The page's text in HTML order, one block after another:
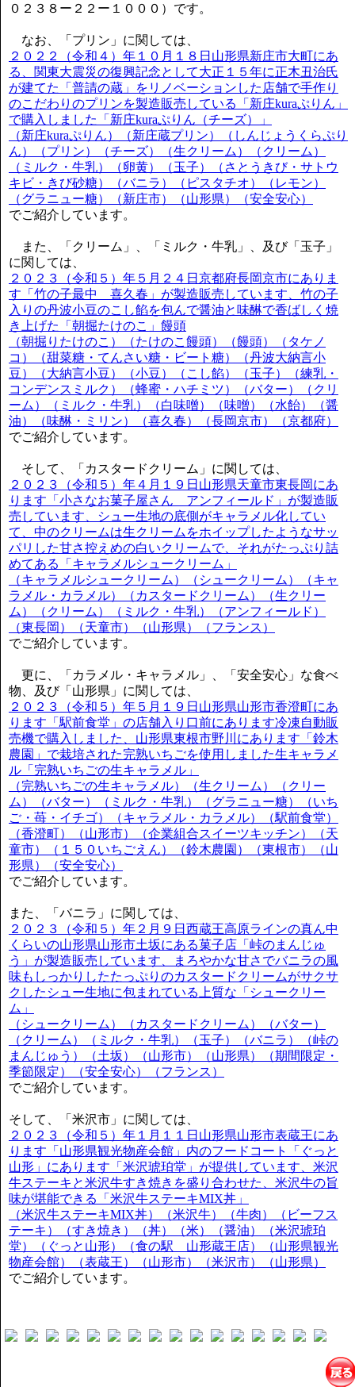
０２３８ー２２ー１０００）です。
なお、「プリン」に関しては、
２０２２（令和４）年１０月１８日山形県新庄市大町にあ
る、関東大震災の復興記念として大正１５年に正木丑治氏
が建てた「普請の蔵」をリノベーションした店舗で手作り
のこだわりのプリンを製造販売している「新庄kuraぷりん」
で購入しました「新庄kuraぷりん（チーズ）」
（新庄kuraぷりん）（新庄蔵プリン）（しんじょうくらぷり
ん）（プリン）（チーズ）（生クリーム）（クリーム）
（ミルク・牛乳）（卵黄）（玉子）（さとうきび・サトウ
キビ・きび砂糖）（バニラ）（ピスタチオ）（レモン）
（グラニュー糖）（新庄市）（山形県）（安全安心）
でご紹介しています。
また、「クリーム」、「ミルク・牛乳」、及び「玉子」
に関しては、
２０２３（令和５）年５月２４日京都府長岡京市にありま
す「竹の子最中 喜久春」が製造販売しています、竹の子
入りの丹波小豆のこし餡を包んで醤油と味醂で香ばしく焼
き上げた「朝掘たけのこ」饅頭
（朝掘りたけのこ）（たけのこ饅頭）（饅頭）（タケノ
コ）（甜菜糖・てんさい糖・ビート糖）（丹波大納言小
豆）（大納言小豆）（小豆）（こし餡）（玉子）（練乳・
コンデンスミルク）（蜂蜜・ハチミツ）（バター）（クリ
ーム）（ミルク・牛乳）（白味噌）（味噌）（水飴）（醤
油）（味醂・ミリン）（喜久春）（長岡京市）（京都府）
でご紹介しています。
そして、「カスタードクリーム」に関しては、
２０２３（令和５）年４月１９日山形県天童市東長岡にあ
ります「小さなお菓子屋さん アンフィールド」が製造販
売しています、シュー生地の底側がキャラメル化してい
て、中のクリームは生クリームをホイップしたようなサッ
パリした甘さ控えめの白いクリームで、それがたっぷり詰
めてある「キャラメルシュークリーム」
（キャラメルシュークリーム）（シュークリーム）（キャ
ラメル・カラメル）（カスタードクリーム）（生クリー
ム）（クリーム）（ミルク・牛乳）（アンフィールド）
（東長岡）（天童市）（山形県）（フランス）
でご紹介しています。
更に、「カラメル・キャラメル」、「安全安心」な食べ
物、及び「山形県」に関しては、
２０２３（令和５）年５月１９日山形県山形市香澄町にあ
ります「駅前食堂」の店舗入り口前にあります冷凍自動販
売機で購入しました、山形県東根市野川にあります「鈴木
農園」で栽培された完熟いちごを使用しました生キャラメ
ル「完熟いちごの生キャラメル」
（完熟いちごの生キャラメル）（生クリーム）（クリー
ム）（バター）（ミルク・牛乳）（グラニュー糖）（いち
ご・苺・イチゴ）（キャラメル・カラメル）（駅前食堂）
（香澄町）（山形市）（企業組合スイーツキッチン）（天
童市）（１５０いちごえん）（鈴木農園）（東根市）（山
形県）（安全安心）
でご紹介しています。
また、「バニラ」に関しては、
２０２３（令和５）年２月９日西蔵王高原ラインの真ん中
くらいの山形県山形市土坂にある菓子店「峠のまんじゅ
う」が製造販売しています、まろやかな甘さでバニラの風
味もしっかりしたたっぷりのカスタードクリームがサクサ
クしたシュー生地に包まれている上質な「シュークリー
ム」
（シュークリーム）（カスタードクリーム）（バター）
（クリーム）（ミルク・牛乳）（玉子）（バニラ）（峠の
まんじゅう）（土坂）（山形市）（山形県）（期間限定・
季節限定）（安全安心）（フランス）
でご紹介しています。
そして、「米沢市」に関しては、
２０２３（令和５）年１月１１日山形県山形市表蔵王にあ
ります「山形県観光物産会館」内のフードコート「ぐっと
山形」にあります「米沢琥珀堂」が提供しています、米沢
牛ステーキと米沢牛すき焼きを盛り合わせた、米沢牛の旨
味が堪能できる「米沢牛ステーキMIX丼」
（米沢牛ステーキMIX丼）（米沢牛）（牛肉）（ビーフス
テーキ）（すき焼き）（丼）（米）（醤油）（米沢琥珀
堂）（ぐっと山形）（食の駅 山形蔵王店）（山形県観光
物産会館）（表蔵王）（山形市）（米沢市）（山形県）
でご紹介しています。